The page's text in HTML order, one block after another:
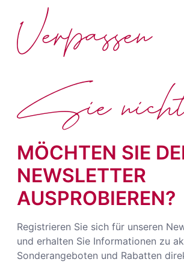
MÖCHTEN SIE
NEWSLETTER
AUSPROBIEREN?
Registrieren Sie sich für unseren
und erhalten Sie Informationen zu
Sonderangeboten und Rabatten
Verpassen
Sie